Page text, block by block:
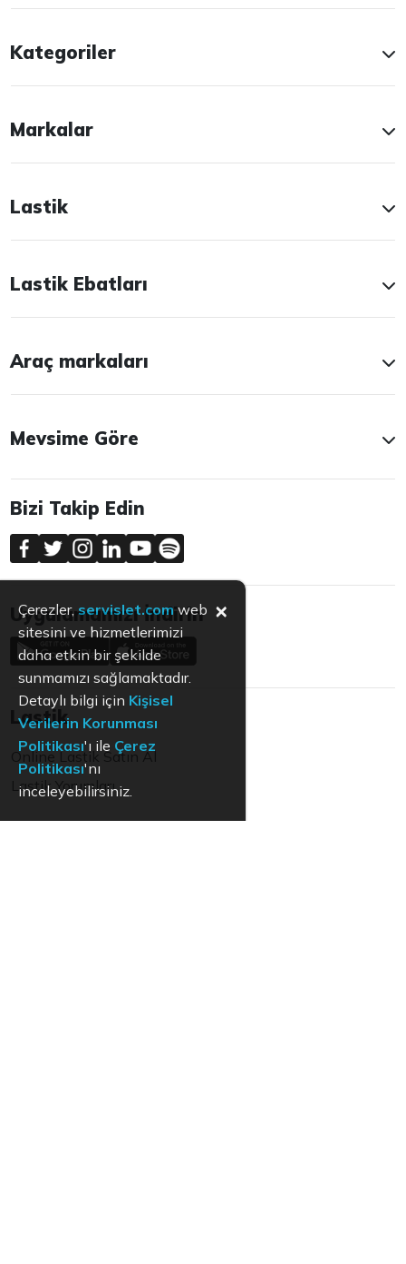
Kategoriler
Markalar
Lastik
Lastik Ebatları
Araç markaları
Mevsime Göre
Bizi Takip Edin
Uygulamamızı İndirin
Lastik
Online Lastik Satın Al
Lastik Yorumları
Çerezler, servislet.com web
sitesini ve hizmetlerimizi
daha etkin bir şekilde
sunmamızı sağlamaktadır.
Detaylı bilgi için Kişisel
Verilerin Korunması
Politikası'ı ile Çerez
Politikası'nı
inceleyebilirsiniz.
×